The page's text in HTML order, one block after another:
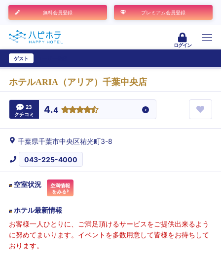
無料会員登録 プレミアム会員登録
ログイン
ゲスト
ホテルARIA（アリア）千葉中央店
23
クチコミ
4.4
千葉県千葉市中央区祐光町3-8
043-225-4000
空室状況
空満情報
をみる
ホテル最新情報
お客様一人ひとりに、ご満足頂けるサービスをご提供出来るよう
に努めてまいります。イベントを多数用意して皆様をお待ちして
おります。